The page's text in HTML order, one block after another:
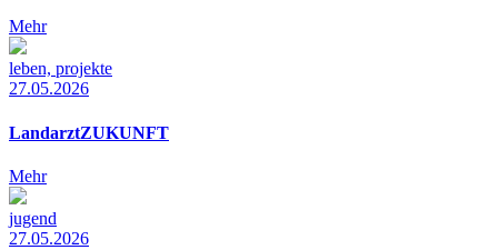
Mehr
leben, projekte
27.05.2026
LandarztZUKUNFT
Mehr
jugend
27.05.2026